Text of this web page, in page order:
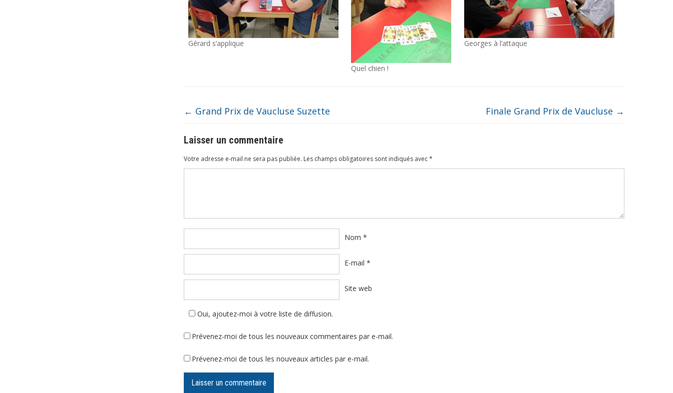
Gérard s’applique
Quel chien !
Georges à l’attaque
← Grand Prix de Vaucluse Suzette Finale Grand Prix de Vaucluse →
Laisser un commentaire
Votre adresse e-mail ne sera pas publiée. Les champs obligatoires sont indiqués avec*
Nom *
E-mail *
Site web
Oui, ajoutez-moi à votre liste de diffusion.
Prévenez-moi de tous les nouveaux commentaires par e-mail.
Prévenez-moi de tous les nouveaux articles par e-mail.